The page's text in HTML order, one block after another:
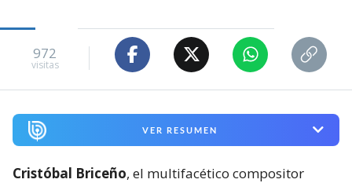
972
visitas
VER RESUMEN
Cristóbal Briceño, el multifacético compositor